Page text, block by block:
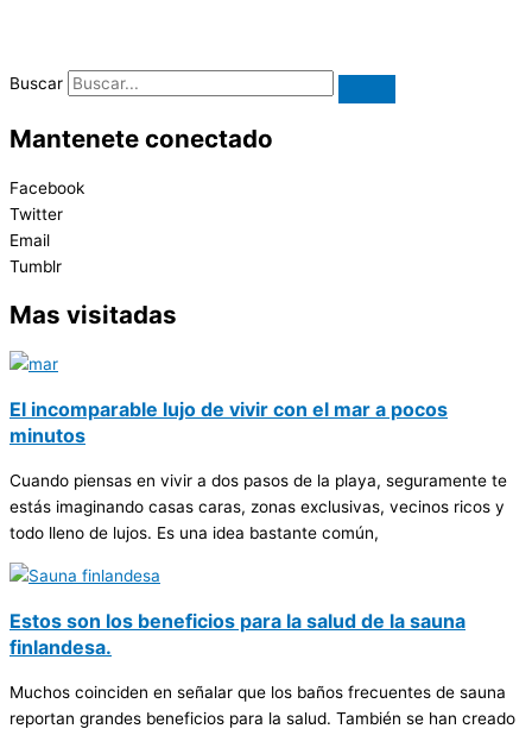
Buscar
Mantenete conectado
Facebook
Twitter
Email
Tumblr
Mas visitadas
El incomparable lujo de vivir con el mar a pocos
minutos
Cuando piensas en vivir a dos pasos de la playa, seguramente te
estás imaginando casas caras, zonas exclusivas, vecinos ricos y
todo lleno de lujos. Es una idea bastante común,
Estos son los beneficios para la salud de la sauna
finlandesa.
Muchos coinciden en señalar que los baños frecuentes de sauna
reportan grandes beneficios para la salud. También se han creado